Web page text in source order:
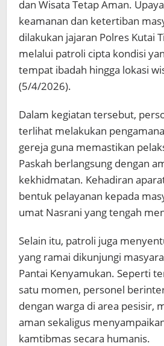
dan Wisata Tetap Aman.
keamanan dan ketertiban
dilakukan jajaran Polres Kutai
melalui patroli cipta kondisi
tempat ibadah hingga lokasi
(5/4/2026).
Dalam kegiatan tersebut,
terlihat melakukan
gereja guna memastikan
Paskah berlangsung dengan
kekhidmatan. Kehadiran
bentuk pelayanan kepada
umat Nasrani yang tengah
Selain itu, patroli juga
yang ramai dikunjungi
Pantai Kenyamukan. Seperti
satu momen, personel
dengan warga di area pesisir,
aman sekaligus
kamtibmas secara humanis.